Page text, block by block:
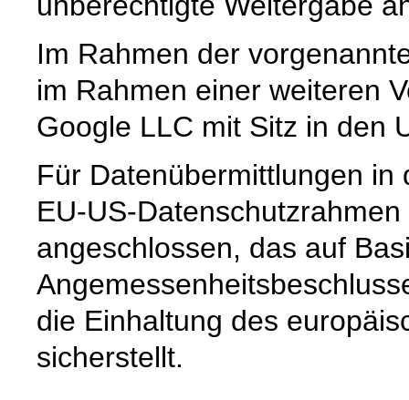
Im Rahmen der
im Rahmen einer weiteren
Google LLC mit Sitz in den
Für Datenübermittlungen in
EU-US-
angeschlossen, das auf
die Einhaltung des
sicherstellt.